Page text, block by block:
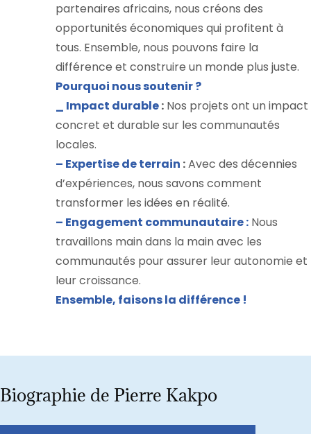
partenaires africains, nous créons des
opportunités économiques qui profitent à
tous. Ensemble, nous pouvons faire la
différence et construire un monde plus juste.
Pourquoi nous soutenir ?
_ Impact durable: Nos projets ont un impact
concret et durable sur les communautés
locales.
– Expertise de terrain :Avec des décennies
d’expériences, nous savons comment
transformer les idées en réalité.
– Engagement communautaire : Nous
travaillons main dans la main avec les
communautés pour assurer leur autonomie et
leur croissance.
Ensemble, faisons la différence !
Biographie de Pierre Kakpo